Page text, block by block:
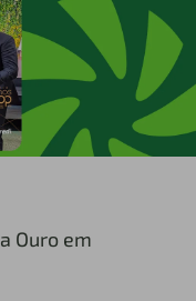
Ouro em